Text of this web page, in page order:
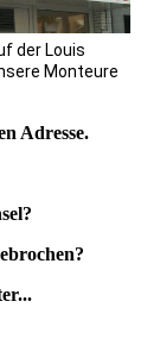
der Louis
Monteure
Adresse.